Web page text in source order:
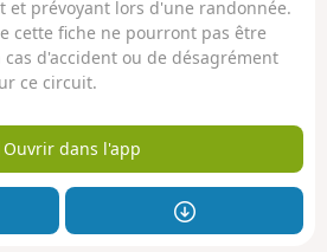
et prévoyant lors d'une randonnée.
cette fiche ne pourront pas être
d'accident ou de désagrément
ce circuit.
Ouvrir dans l'app